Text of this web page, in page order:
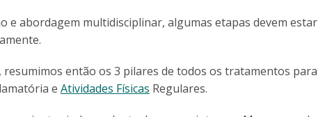
e abordagem multidisciplinar, algumas etapas devem estar
então os 3 pilares de todos os tratamentos para
e Atividades Físicas Regulares.